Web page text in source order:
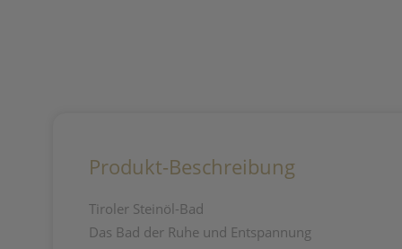
Produkt-Beschreibung
Tiroler Steinöl-Bad
Das Bad der Ruhe und Entspannung